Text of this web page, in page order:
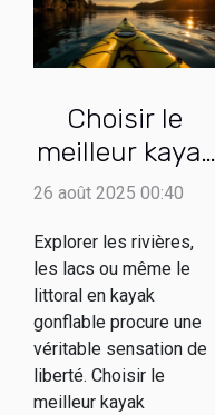
Choisir le
meilleur kayak
gonflable pour
aquatiques
26 août 2025 00:40
Explorer les rivières,
les lacs ou même le
littoral en kayak
gonflable procure une
véritable sensation de
liberté. Choisir le
meilleur kayak